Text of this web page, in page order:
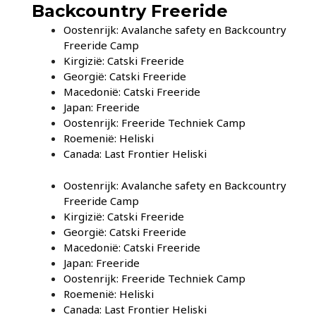
Backcountry Freeride
Oostenrijk: Avalanche safety en Backcountry
Freeride Camp
Kirgizië: Catski Freeride
Georgië: Catski Freeride
Macedonië: Catski Freeride
Japan: Freeride
Oostenrijk: Freeride Techniek Camp
Roemenië: Heliski
Canada: Last Frontier Heliski
Oostenrijk: Avalanche safety en Backcountry
Freeride Camp
Kirgizië: Catski Freeride
Georgië: Catski Freeride
Macedonië: Catski Freeride
Japan: Freeride
Oostenrijk: Freeride Techniek Camp
Roemenië: Heliski
Canada: Last Frontier Heliski